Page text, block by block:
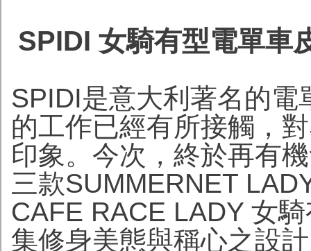
SPIDI 女騎有型電單車
SPIDI是意大利著名的
的工作已經有所接觸，
印象。今次，終於再有
三款SUMMERNET
CAFE RACE LADY 女
集修身美態與稱心之設